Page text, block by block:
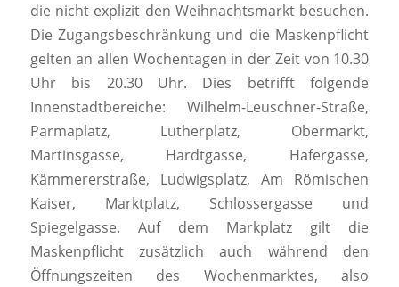
die nicht explizit den Weihnachtsmarkt besuchen.
Die Zugangsbeschränkung und die Maskenpflicht
gelten an allen Wochentagen in der Zeit von 10.30
Uhr bis 20.30 Uhr. Dies betrifft folgende
Innenstadtbereiche: Wilhelm-Leuschner-Straße,
Parmaplatz, Lutherplatz, Obermarkt,
Martinsgasse, Hardtgasse, Hafergasse,
Kämmererstraße, Ludwigsplatz, Am Römischen
Kaiser, Marktplatz, Schlossergasse und
Spiegelgasse. Auf dem Markplatz gilt die
Maskenpflicht zusätzlich auch während den
Öffnungszeiten des Wochenmarktes, also